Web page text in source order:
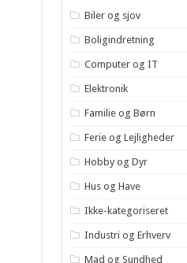
Biler og sjov
Boligindretning
Computer og IT
Elektronik
Familie og Børn
Ferie og Lejligheder
Hobby og Dyr
Hus og Have
Ikke-kategoriseret
Industri og Erhverv
Mad og Sundhed